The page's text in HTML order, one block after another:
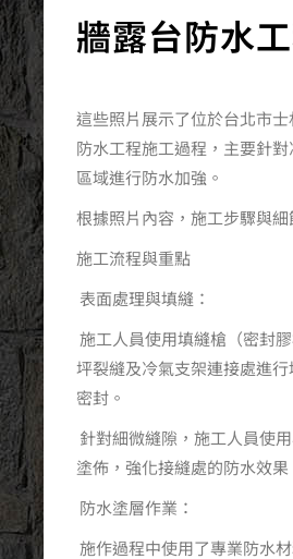
牆露台防水
這些照片展示了位於台北市
防水工程施工過程，主要針
區域進行防水加強。
根據照片內容，施工步驟與細
施工流程與重點
表面處理與填縫：
施工人員使用填縫槍（密封
坪裂縫及冷氣支架連接處進
密封。
針對細微縫隙，施工人員使
塗佈，強化接縫處的防水效果
防水塗層作業：
施作過程中使用了專業防水